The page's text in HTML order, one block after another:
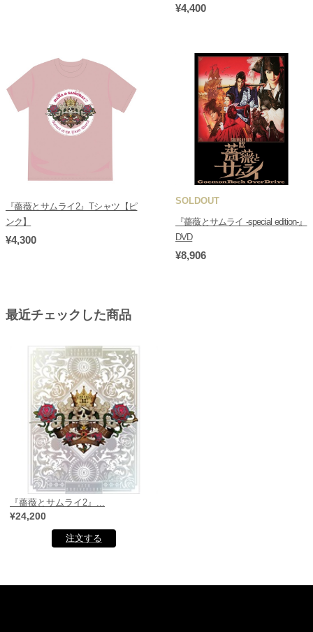
¥4,400
『薔薇とサムライ2』Tシャツ【ピ
ンク】
¥4,300
SOLDOUT
『薔薇とサムライ -special edition-』
DVD
¥8,906
最近チェックした商品
『薔薇とサムライ2』...
¥24,200